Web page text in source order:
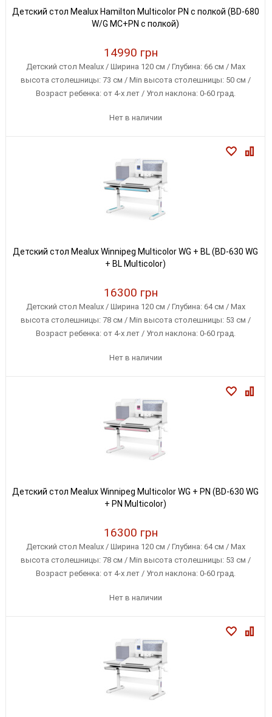
Детский стол Mealux Hamilton Multicolor PN с полкой (BD-680
W/G MC+PN с полкой)
14990 грн
Детский стол Mealux / Ширина 120 см / Глубина: 66 см / Max
высота столешницы: 73 см / Min высота столешницы: 50 см /
Возраст ребенка: от 4-х лет / Угол наклона: 0-60 град.
Нет в наличии
Детский стол Mealux Winnipeg Multicolor WG + BL (BD-630 WG
+ BL Multicolor)
16300 грн
Детский стол Mealux / Ширина 120 см / Глубина: 64 см / Max
высота столешницы: 78 см / Min высота столешницы: 53 см /
Возраст ребенка: от 4-х лет / Угол наклона: 0-60 град.
Нет в наличии
Детский стол Mealux Winnipeg Multicolor WG + PN (BD-630 WG
+ PN Multicolor)
16300 грн
Детский стол Mealux / Ширина 120 см / Глубина: 64 см / Max
высота столешницы: 78 см / Min высота столешницы: 53 см /
Возраст ребенка: от 4-х лет / Угол наклона: 0-60 град.
Нет в наличии